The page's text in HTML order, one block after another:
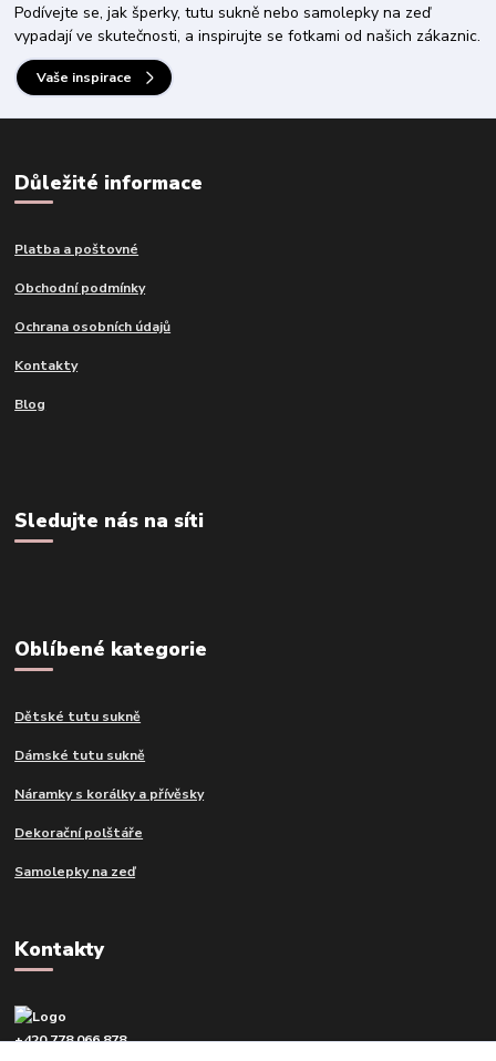
Podívejte se, jak šperky, tutu sukně nebo samolepky na zeď
vypadají ve skutečnosti, a inspirujte se fotkami od našich zákaznic.
Vaše inspirace
Důležité informace
Platba a poštovné
Obchodní podmínky
Ochrana osobních údajů
Kontakty
Blog
Sledujte nás na síti
Oblíbené kategorie
Dětské tutu sukně
Dámské tutu sukně
Náramky s korálky a přívěsky
Dekorační polštáře
Samolepky na zeď
Kontakty
+420 778 066 878